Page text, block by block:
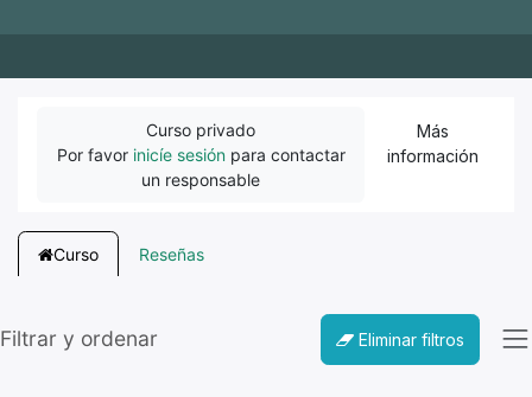
Curso privado
Por favor inicíe sesiónpara contactar
un responsable
Más
información
Curso Reseñas
Filtrar y ordenar Eliminar filtros